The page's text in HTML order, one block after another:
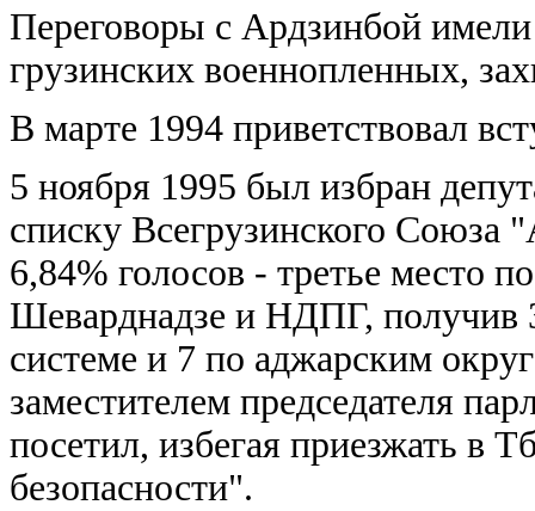
Переговоры с Ардзинбой
грузинских военнопленных,
В марте 1994 приветствовал
5 ноября 1995 был избран
списку Всегрузинского Союза
6,84% голосов - третье место
Шеварднадзе и НДПГ, получив
системе и 7 по аджарским
заместителем председателя
посетил, избегая приезжать в
безопасности".